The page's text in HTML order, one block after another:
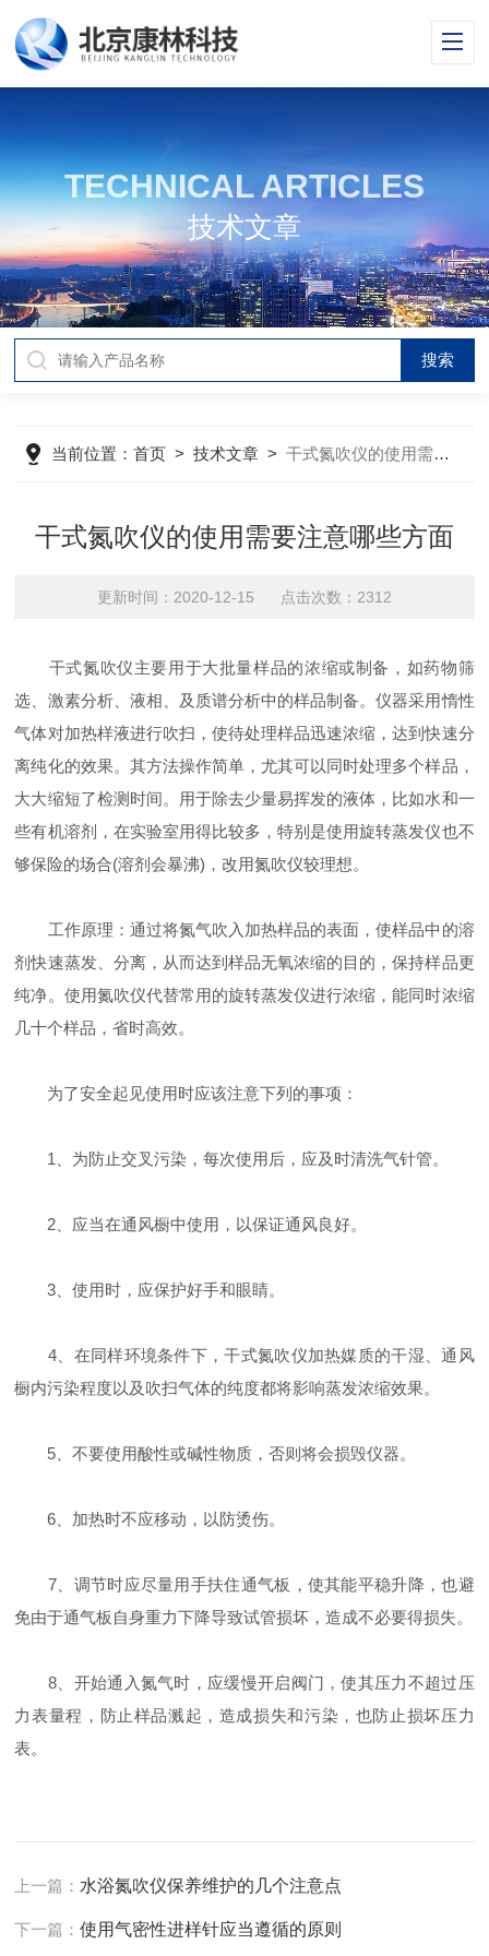
TECHNICAL ARTICLES
技术文章
当前位置：首页 >技术文章 >干式氮吹仪的使用需要注意哪些方面
干式氮吹仪的使用需要注意哪些方面
更新时间：2020-12-15 点击次数：2312
干式氮吹仪主要用于大批量样品的浓缩或制备，如药物筛
选、激素分析、液相、及质谱分析中的样品制备。仪器采用惰性
气体对加热样液进行吹扫，使待处理样品迅速浓缩，达到快速分
离纯化的效果。其方法操作简单，尤其可以同时处理多个样品，
大大缩短了检测时间。用于除去少量易挥发的液体，比如水和一
些有机溶剂，在实验室用得比较多，特别是使用旋转蒸发仪也不
够保险的场合(溶剂会暴沸)，改用氮吹仪较理想。
工作原理：通过将氮气吹入加热样品的表面，使样品中的溶
剂快速蒸发、分离，从而达到样品无氧浓缩的目的，保持样品更
纯净。使用氮吹仪代替常用的旋转蒸发仪进行浓缩，能同时浓缩
几十个样品，省时高效。
为了安全起见使用时应该注意下列的事项：
1、为防止交叉污染，每次使用后，应及时清洗气针管。
2、应当在通风橱中使用，以保证通风良好。
3、使用时，应保护好手和眼睛。
4、在同样环境条件下，干式氮吹仪加热媒质的干湿、通风
橱内污染程度以及吹扫气体的纯度都将影响蒸发浓缩效果。
5、不要使用酸性或碱性物质，否则将会损毁仪器。
6、加热时不应移动，以防烫伤。
7、调节时应尽量用手扶住通气板，使其能平稳升降，也避
免由于通气板自身重力下降导致试管损坏，造成不必要得损失。
8、开始通入氮气时，应缓慢开启阀门，使其压力不超过压
力表量程，防止样品溅起，造成损失和污染，也防止损坏压力
表。
上一篇： 水浴氮吹仪保养维护的几个注意点
下一篇：使用气密性进样针应当遵循的原则